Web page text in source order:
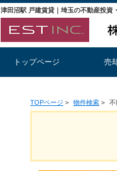
津田沼駅 戸建賃貸｜埼玉の不動産投資
トップページ 売
TOPページ > 物件検索 > 不